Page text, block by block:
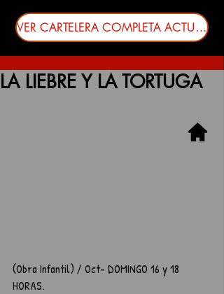
VER CARTELERA COMPLETA ACTUALIZADA
LA LIEBRE Y LA TORTUGA
(Obra Infantil) / Oct- DOMINGO 16 y 18
HORAS.